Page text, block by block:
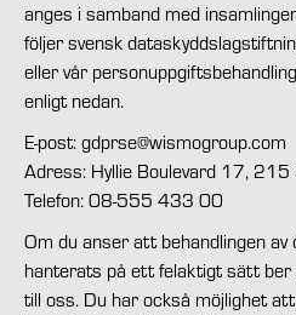
anges i samband med
följer svensk
eller vår
enligt nedan.
E-post: gdprse@wismogroup.com
Adress: Hyllie Boulevard 17,
Telefon: 08-555 433 00
Om du anser att behandlingen
hanterats på ett felaktigt sätt
till oss. Du har också möjlighet